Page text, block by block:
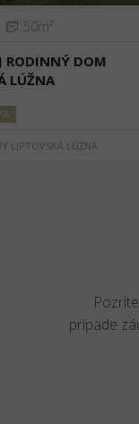
50m²
RODINNÝ DOM
LÚŽNA
LIPTOVSKÁ LÚŽNA
prípade